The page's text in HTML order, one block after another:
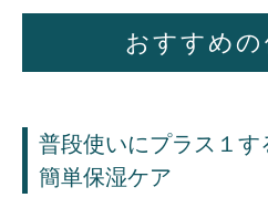
おすすめ
普段使いにプラス１す
簡単保湿ケア